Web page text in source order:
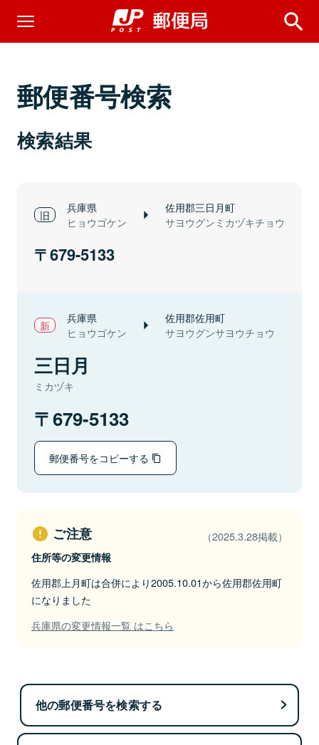
郵便番号検索
検索結果
兵庫県
ヒョウゴケン
佐用郡三日月町
サヨウグンミカヅキチョウ
679-5133
兵庫県
ヒョウゴケン
佐用郡佐用町
サヨウグンサヨウチョウ
三日月
ミカヅキ
679-5133
郵便番号をコピーする
ご注意 （2025.3.28掲載）
住所等の変更情報
佐用郡上月町は合併により2005.10.01から佐用郡佐用町
になりました
兵庫県の変更情報一覧 はこちら
他の郵便番号を検索する